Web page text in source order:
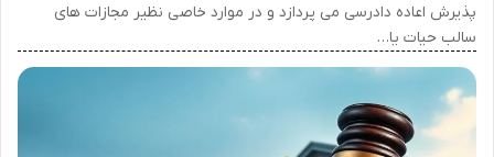
پذیرش اعاده دادرسی می پردازد و در موارد خاصی نظیر مجازات های
سالب حیات یا…